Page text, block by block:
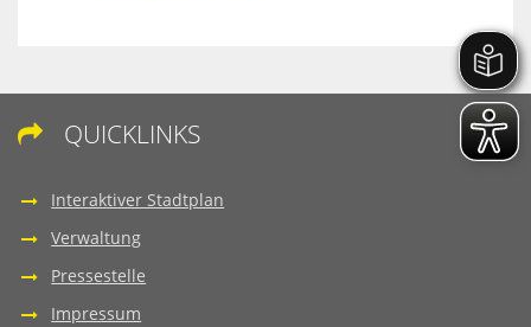
 QUICKLINKS
Interaktiver Stadtplan
Verwaltung
Pressestelle
Impressum